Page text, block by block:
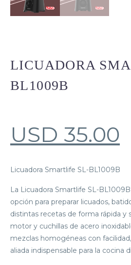
LICUADORA
BL1009B
USD 35.00
Licuadora Smartlife SL-BL1009B
La Licuadora Smartlife SL-
opción para preparar licuados,
distintas recetas de forma rápida y
motor y cuchillas de acero
mezclas homogéneas con
aliada indispensable para la cocina